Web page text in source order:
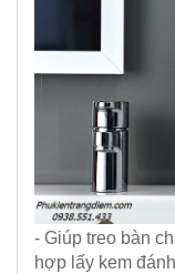
- Giúp treo bàn
hợp lấy kem